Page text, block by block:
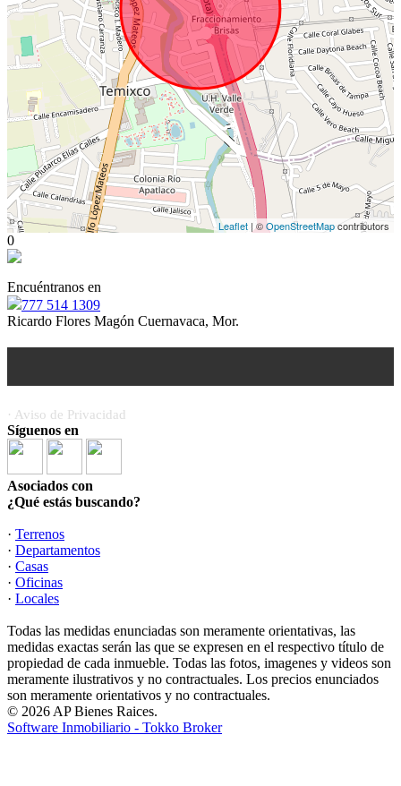
Leaflet | ©OpenStreetMapcontributors
0
Encuéntranos en
777 514 1309
Ricardo Flores Magón Cuernavaca, Mor.
· Aviso de Privacidad
Síguenos en
Asociados con
¿Qué estás buscando?
· Terrenos
· Departamentos
· Casas
· Oficinas
· Locales
Todas las medidas enunciadas son meramente orientativas, las
medidas exactas serán las que se expresen en el respectivo título de
propiedad de cada inmueble. Todas las fotos, imagenes y videos son
meramente ilustrativos y no contractuales. Los precios enunciados
son meramente orientativos y no contractuales.
© 2026 AP Bienes Raices.
Software Inmobiliario - Tokko Broker